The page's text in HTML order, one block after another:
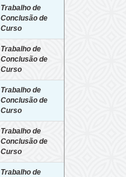
Trabalho de
Conclusão de
Curso
Trabalho de
Conclusão de
Curso
Trabalho de
Conclusão de
Curso
Trabalho de
Conclusão de
Curso
Trabalho de